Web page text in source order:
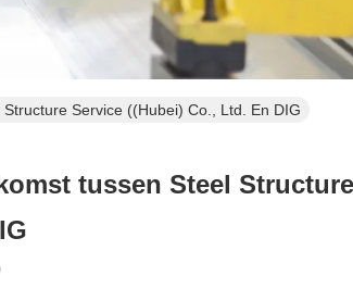
Service ((Hubei) Co., Ltd. En DIG
tussen Steel